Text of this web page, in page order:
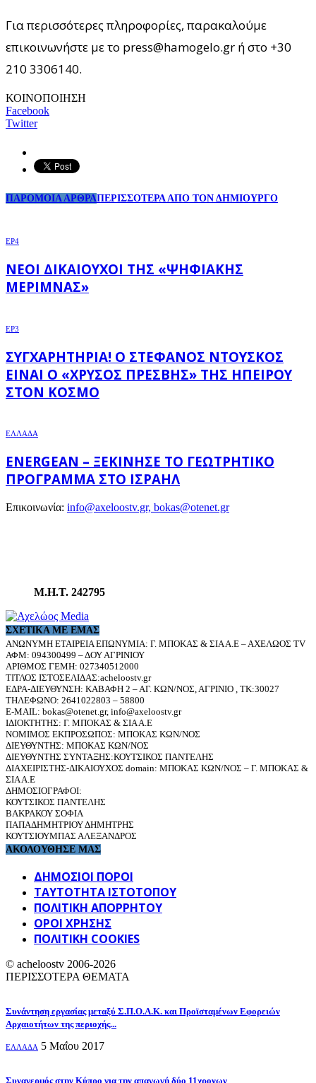
Για περισσότερες πληροφορίες, παρακαλούμε
επικοινωνήστε με το press@hamogelo.gr ή στο +30
210 3306140.
ΚΟΙΝΟΠΟΙΗΣΗ
Facebook
Twitter
ΠΑΡΟΜΟΙΑ ΑΡΘΡΑΠΕΡΙΣΣΟΤΕΡΑ ΑΠΟ ΤΟΝ ΔΗΜΙΟΥΡΓΟ
EP4
ΝΈΟΙ ΔΙΚΑΙΟΎΧΟΙ ΤΗΣ «ΨΗΦΙΑΚΉΣ
ΜΈΡΙΜΝΑΣ»
EP3
ΣΥΓΧΑΡΗΤΉΡΙΑ! Ο ΣΤΈΦΑΝΟΣ ΝΤΟΎΣΚΟΣ
ΕΊΝΑΙ Ο «ΧΡΥΣΌΣ ΠΡΈΣΒΗΣ» ΤΗΣ ΗΠΕΊΡΟΥ
ΣΤΟΝ ΚΌΣΜΟ
ΕΛΛΑΔΑ
ENERGEAN – ΞΕΚΊΝΗΣΕ ΤΟ ΓΕΩΤΡΗΤΙΚΌ
ΠΡΌΓΡΑΜΜΑ ΣΤΟ ΙΣΡΑΉΛ
Επικοινωνία: info@axeloostv.gr, bokas@otenet.gr
Μ.Η.Τ. 242795
ΣΧΕΤΙΚΆ ΜΕ ΕΜΆΣ
ΑΝΩΝΥΜΗ ΕΤΑΙΡΕΙΑ ΕΠΩΝΥΜΙΑ: Γ. ΜΠΟΚΑΣ & ΣΙΑ Α.Ε – ΑΧΕΛΩΟΣ TV
ΑΦΜ: 094300499 – ΔΟΥ ΑΓΡΙΝΙΟΥ
ΑΡΙΘΜΟΣ ΓΕΜΗ: 027340512000
ΤΙΤΛΟΣ ΙΣΤΟΣΕΛΙΔΑΣ:acheloostv.gr
ΕΔΡΑ-ΔΙΕΥΘΥΝΣΗ: ΚΑΒΑΦΗ 2 – ΑΓ. ΚΩΝ/ΝΟΣ, ΑΓΡΙΝΙΟ , ΤΚ:30027
ΤΗΛΕΦΩΝΟ: 2641022803 – 58800
E-MAIL: bokas@otenet.gr, info@axeloostv.gr
ΙΔΙΟΚΤΗΤΗΣ: Γ. ΜΠΟΚΑΣ & ΣΙΑ Α.Ε
ΝΟΜΙΜΟΣ ΕΚΠΡΟΣΩΠΟΣ: ΜΠΟΚΑΣ ΚΩΝ/ΝΟΣ
ΔΙΕΥΘΥΝΤΗΣ: ΜΠΟΚΑΣ ΚΩΝ/ΝΟΣ
ΔΙΕΥΘΥΝΤΗΣ ΣΥΝΤΑΞΗΣ:ΚΟΥΤΣΙΚΟΣ ΠΑΝΤΕΛΗΣ
ΔΙΑΧΕΙΡΙΣΤΗΣ-ΔΙΚΑΙΟΥΧΟΣ domain: ΜΠΟΚΑΣ ΚΩΝ/ΝΟΣ – Γ. ΜΠΟΚΑΣ &
ΣΙΑ Α.Ε
ΔΗΜΟΣΙΟΓΡΑΦΟΙ:
ΚΟΥΤΣΙΚΟΣ ΠΑΝΤΕΛΗΣ
ΒΑΚΡΑΚΟΥ ΣΟΦΙΑ
ΠΑΠΑΔΗΜΗΤΡΙΟΥ ΔΗΜΗΤΡΗΣ
ΚΟΥΤΣΙΟΥΜΠΑΣ ΑΛΕΞΑΝΔΡΟΣ
ΑΚΟΛΟΥΘΗΣΕ ΜΑΣ
ΔΗΜΟΣΙΟΙ ΠΟΡΟΙ
ΤΑΥΤΌΤΗΤΑ ΙΣΤΌΤΟΠΟΥ
ΠΟΛΙΤΙΚΉ ΑΠΟΡΡΉΤΟΥ
ΌΡΟΙ ΧΡΉΣΗΣ
ΠΟΛΙΤΙΚΗ COOKIES
© acheloostv 2006-2026
ΠΕΡΙΣΣΟΤΕΡΑ ΘΕΜΑΤΑ
Συνάντηση εργασίας μεταξύ Σ.Π.Ο.Α.Κ. και Προϊσταμένων Εφορειών
Αρχαιοτήτων της περιοχής...
ΕΛΛΑΔΑ 5 Μαΐου 2017
Συναγερμός στην Κύπρο για την απαγωγή δύο 11χρονων